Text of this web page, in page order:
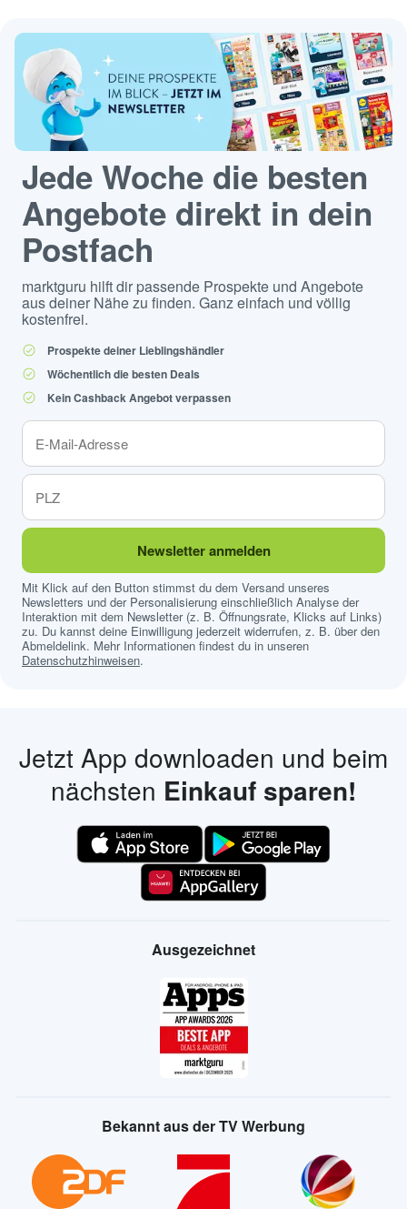
Jede Woche die besten
Angebote direkt in dein
Postfach
marktguru hilft dir passende Prospekte und Angebote
aus deiner Nähe zu finden. Ganz einfach und völlig
kostenfrei.
Prospekte deiner Lieblingshändler
Wöchentlich die besten Deals
Kein Cashback Angebot verpassen
Newsletter anmelden
Mit Klick auf den Button stimmst du dem Versand unseres
Newsletters und der Personalisierung einschließlich Analyse der
Interaktion mit dem Newsletter (z. B. Öffnungsrate, Klicks auf Links)
zu. Du kannst deine Einwilligung jederzeit widerrufen, z. B. über den
Abmeldelink. Mehr Informationen findest du in unseren
Datenschutzhinweisen.
Jetzt App downloaden und beim
nächsten Einkauf sparen!
Ausgezeichnet
Bekannt aus der TV Werbung